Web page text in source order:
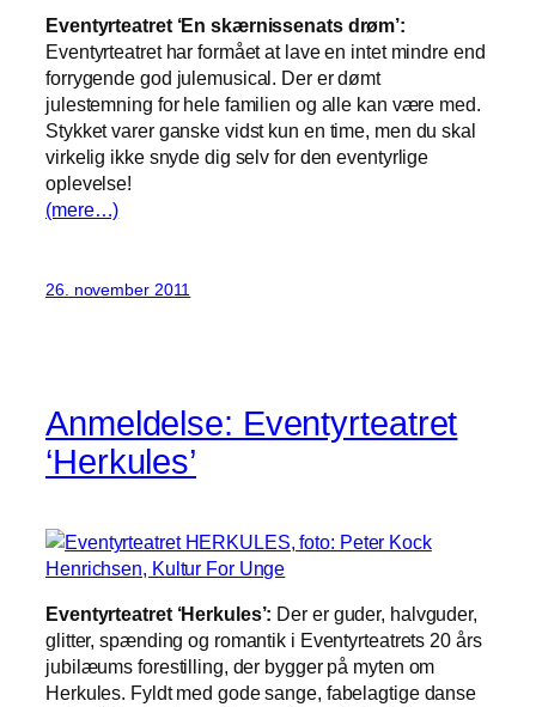
Eventyrteatret ‘En skærnissenats drøm’:
Eventyrteatret har formået at lave en intet mindre end
forrygende god julemusical. Der er dømt
julestemning for hele familien og alle kan være med.
Stykket varer ganske vidst kun en time, men du skal
virkelig ikke snyde dig selv for den eventyrlige
oplevelse!
(mere…)
26. november 2011
Anmeldelse: Eventyrteatret
‘Herkules’
Eventyrteatret ‘Herkules’: Der er guder, halvguder,
glitter, spænding og romantik i Eventyrteatrets 20 års
jubilæums forestilling, der bygger på myten om
Herkules. Fyldt med gode sange, fabelagtige danse